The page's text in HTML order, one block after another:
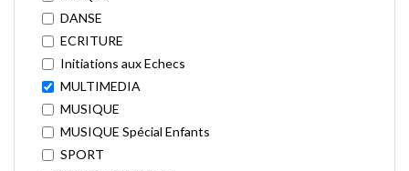
DANSE
ECRITURE
Initiations aux Echecs
MULTIMEDIA
MUSIQUE
MUSIQUE Spécial Enfants
SPORT